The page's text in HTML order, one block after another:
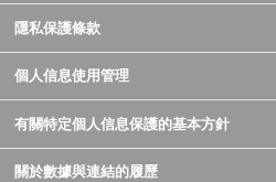
隱私保護條款
個人信息使用管理
有關特定個人信息保護的基本方針
關於數據與連結的履歷